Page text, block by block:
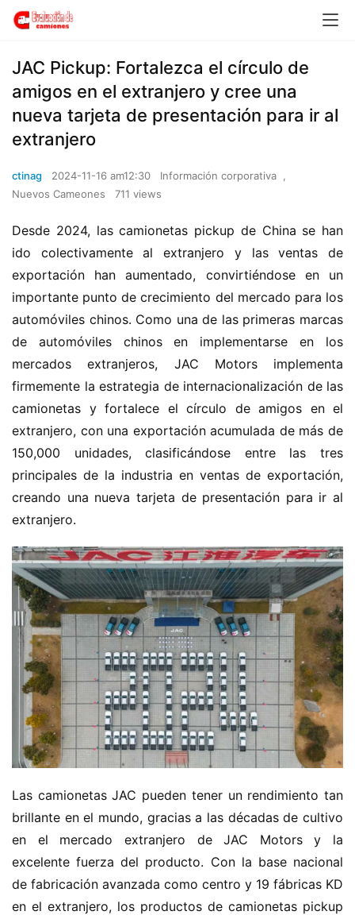
JAC Pickup: Fortalezca el círculo de
amigos en el extranjero y cree una
nueva tarjeta de presentación para ir al
extranjero
ctinag 2024-11-16 am12:30 Información corporativa
,
Nuevos Cameones
711 views
Desde 2024, las camionetas pickup de China se han
ido colectivamente al extranjero y las ventas de
exportación han aumentado, convirtiéndose en un
importante punto de crecimiento del mercado para los
automóviles chinos. Como una de las primeras marcas
de automóviles chinos en implementarse en los
mercados extranjeros, JAC Motors implementa
firmemente la estrategia de internacionalización de las
camionetas y fortalece el círculo de amigos en el
extranjero, con una exportación acumulada de más de
150,000 unidades, clasificándose entre las tres
principales de la industria en ventas de exportación,
creando una nueva tarjeta de presentación para ir al
extranjero.
Las camionetas JAC pueden tener un rendimiento tan
brillante en el mundo, gracias a las décadas de cultivo
en el mercado extranjero de JAC Motors y la
excelente fuerza del producto. Con la base nacional
de fabricación avanzada como centro y 19 fábricas KD
en el extranjero, los productos de camionetas pickup